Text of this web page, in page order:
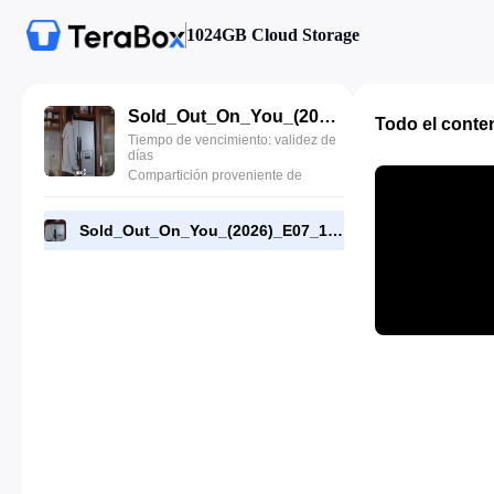
1024GB Cloud Storage
Sold_Out_On_You_(2026)_E07_1080p_WEB-DL_[RMC].mp4
Tiempo de vencimiento: validez de
días
Compartición proveniente de
Sold_Out_On_You_(2026)_E07_1080p_WEB-DL_[RMC].mp4
Todo el